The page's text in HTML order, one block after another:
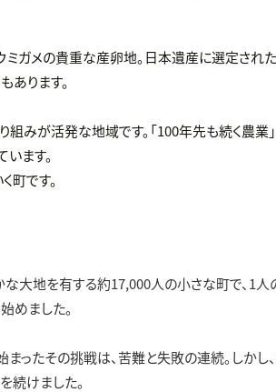
ミガメの貴重な産卵地。日本遺産に選定され
あります。
みが活発な地域です。「100年先も続く農
ます。
町です。
大地を有する約17,000人の小さな町で、1
めました。
ったその挑戦は、苦難と失敗の連続。しかし
続けました。